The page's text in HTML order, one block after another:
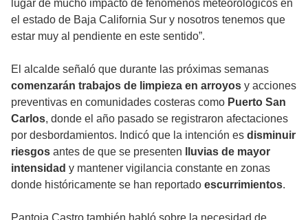
lugar de mucho impacto de fenómenos meteorológicos en
el estado de Baja California Sur y nosotros tenemos que
estar muy al pendiente en este sentido”.
El alcalde señaló que durante las próximas semanas
comenzarán trabajos de limpieza en arroyos y acciones
preventivas en comunidades costeras como Puerto San
Carlos, donde el año pasado se registraron afectaciones
por desbordamientos. Indicó que la intención es disminuir
riesgos antes de que se presenten lluvias de mayor
intensidad y mantener vigilancia constante en zonas
donde históricamente se han reportado escurrimientos.